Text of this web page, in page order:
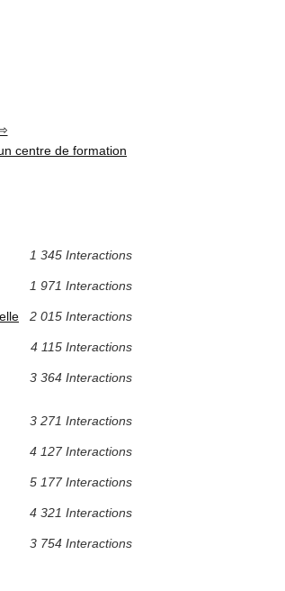
centre de formation
1 345 Interactions
1 971 Interactions
2 015 Interactions
4 115 Interactions
3 364 Interactions
3 271 Interactions
4 127 Interactions
5 177 Interactions
4 321 Interactions
3 754 Interactions